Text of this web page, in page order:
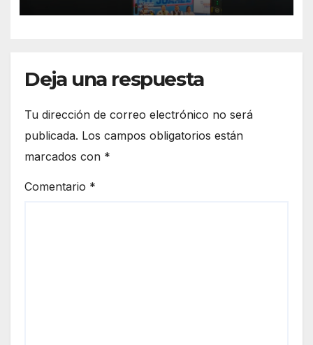
Deja una respuesta
Tu dirección de correo electrónico no será
publicada. Los campos obligatorios están
marcados con *
Comentario *